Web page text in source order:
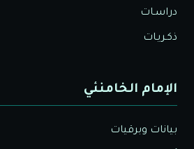
دراسـات
ذكـريـات
الإمام الخامنئي
بيانات وبرقيات